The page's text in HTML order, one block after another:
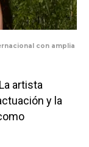
con amplia
artista
y la